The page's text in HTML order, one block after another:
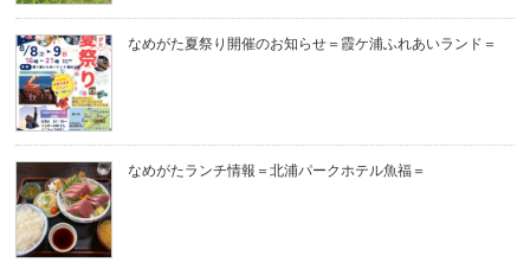
なめがた夏祭り開催のお知らせ＝霞ケ浦ふれあいランド＝
なめがたランチ情報＝北浦パークホテル魚福＝